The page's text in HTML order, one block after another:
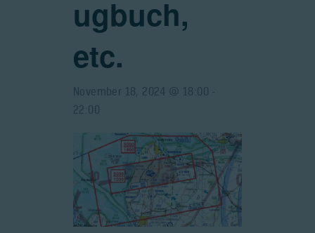
ugbuch,
etc.
November 18, 2024 @ 18:00 -
22:00